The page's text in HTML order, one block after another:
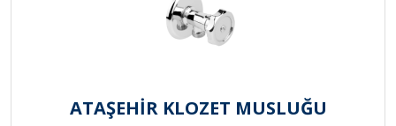
ATAŞEHİR KLOZET MUSLUĞU